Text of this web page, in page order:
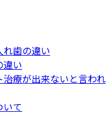
歯の違い
違い
療が出来ないと言われ
て